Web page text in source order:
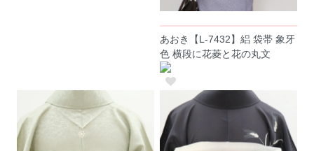
あおき【L-7432】絽 袋帯 象牙
色 横段に花菱と花の丸文